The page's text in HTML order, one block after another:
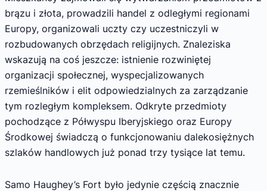
brązu i złota, prowadzili handel z odległymi regionami
Europy, organizowali uczty czy uczestniczyli w
rozbudowanych obrzędach religijnych. Znaleziska
wskazują na coś jeszcze: istnienie rozwiniętej
organizacji społecznej, wyspecjalizowanych
rzemieślników i elit odpowiedzialnych za zarządzanie
tym rozległym kompleksem. Odkryte przedmioty
pochodzące z Półwyspu Iberyjskiego oraz Europy
Środkowej świadczą o funkcjonowaniu dalekosiężnych
szlaków handlowych już ponad trzy tysiące lat temu.
Samo Haughey’s Fort było jedynie częścią znacznie